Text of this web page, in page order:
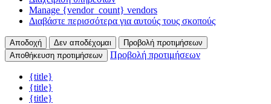
Manage {vendor_count} vendors
Διαβάστε περισσότερα για αυτούς τους σκοπούς
Αποδοχή Δεν αποδέχομαι
Προβολή προτιμήσεων
Αποθήκευση προτιμήσεων
Προβολή προτιμήσεων
{title}
{title}
{title}